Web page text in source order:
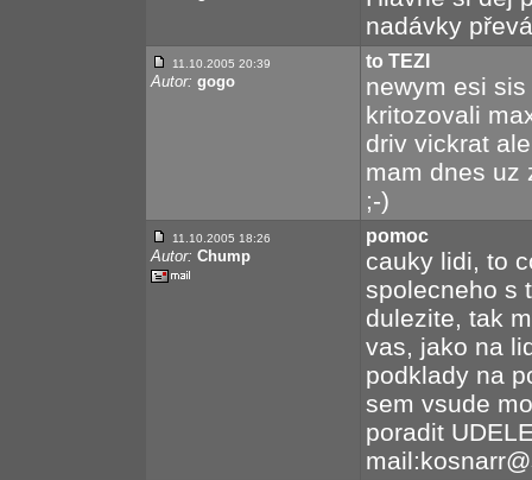
nadávky
11.10.2005 20:39
Autor: gogo
to TEZI
newym esi
kritozovali
driv vickrat
mam dnes uz
;-)
11.10.2005 18:26
Autor: Chump
pomoc
cauky lidi, to
spolecneho s
dulezite, tak
vas, jako na
podklady na
sem vsude
poradit